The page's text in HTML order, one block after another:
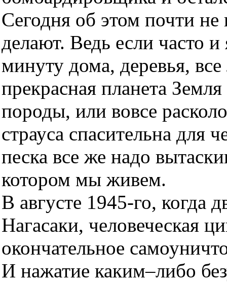
Сегодня об этом почти
делают. Ведь если часто
минуту дома, деревья,
прекрасная планета
породы, или вовсе
страуса спасительна для
песка все же надо
котором мы живем.
В августе 1945-го,
Нагасаки, человеческая
окончательное
И нажатие каким–либо